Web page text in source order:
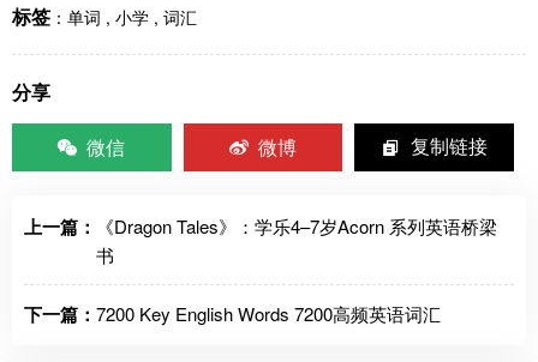
标签 ： 单词 , 小学 , 词汇
分享
微信
微博 复制链接
上一篇：
《Dragon Tales》：学乐4–7岁Acorn 系列英语桥梁
书
下一篇： 7200 Key English Words 7200高频英语词汇